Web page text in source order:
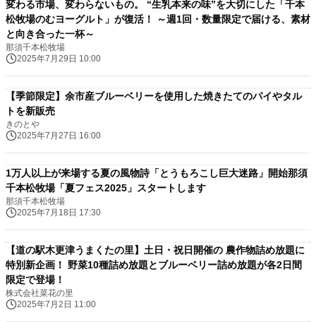
変わる市場、変わらないもの。 “生乳本来の味”を大切にした「千本
松牧場のむヨーグルト」が復活！ ～週1回・数量限定で届ける、素材
と向き合った一杯～
那須千本松牧場
2025年7月29日 10:00
【季節限定】余市産ブルーベリーを使用した焼きたてのパイやタル
トを新販売
きのとや
2025年7月27日 16:00
1万人以上が来場する夏の風物詩「とうもろこし巨大迷路」開始那須
千本松牧場「夏フェス2025」スタートします
那須千本松牧場
2025年7月18日 17:30
【道の駅木更津うまくたの里】土日・祝日開催の 農作物詰め放題に
特別新企画！ 野菜10種詰め放題とブルーベリー詰め放題が各2日間
限定で登場！
株式会社菜花の里
2025年7月2日 11:00